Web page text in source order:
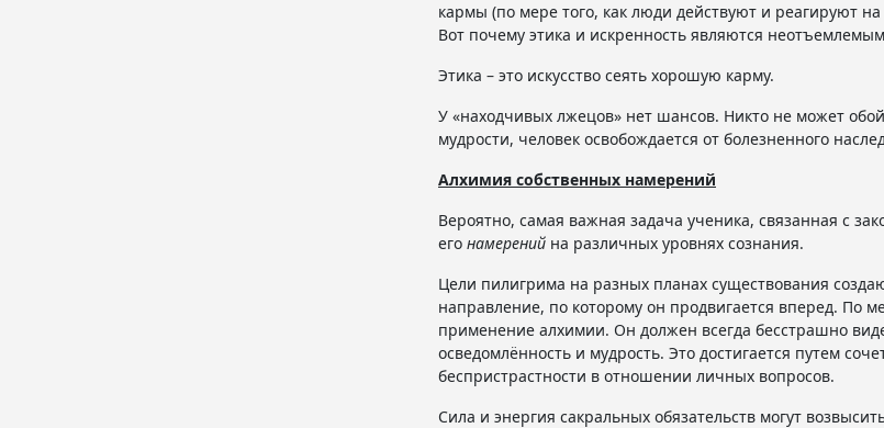
кармы (по мере того, как люди действуют и реагируют
Вот почему этика и искренность являются
Этика – это искусство сеять хорошую карму.
У «находчивых лжецов» нет шансов. Никто не может
мудрости, человек освобождается от болезненного
Алхимия собственных намерений
Вероятно, самая важная задача ученика, связанная с
его намерений на различных уровнях сознания.
Цели пилигрима на разных планах существования
направление, по которому он продвигается вперед. По
применение алхимии. Он должен всегда бесстрашно
осведомлённость и мудрость. Это достигается путем
беспристрастности в отношении личных вопросов.
Сила и энергия сакральных обязательств могут